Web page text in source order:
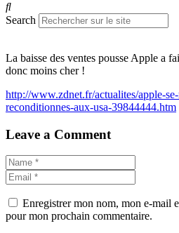
Search
La baisse des ventes pousse Apple a
donc moins cher !
http://www.zdnet.fr/actualites/apple-
reconditionnes-aux-usa-39844444.htm
Leave a Comment
Enregistrer mon nom, mon e-mail
pour mon prochain commentaire.